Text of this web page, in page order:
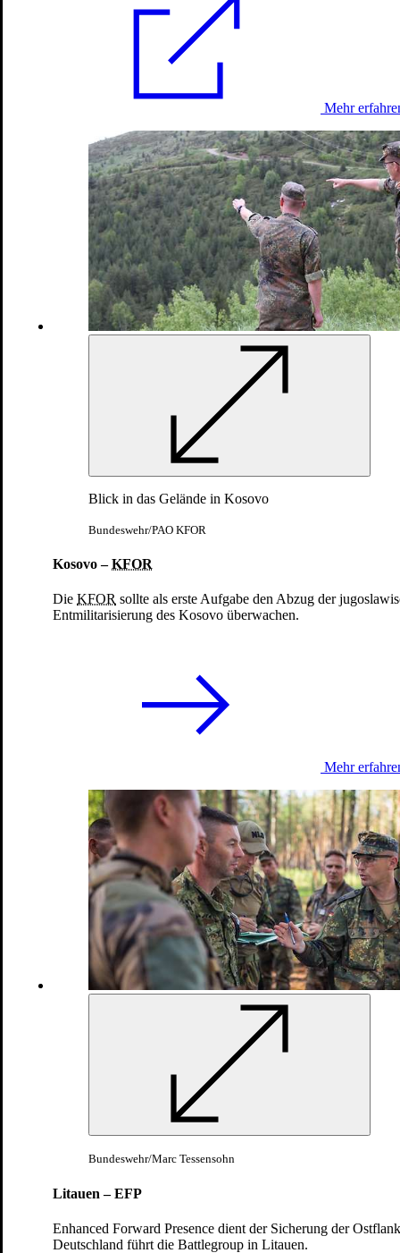
Mehr
Blick in das Gelände in Kosovo
Bundeswehr/PAO KFOR
Kosovo –KFOR
Die KFOR sollte als erste Aufgabe den Abzug der
Entmilitarisierung des Kosovo überwachen.
Mehr
Bundeswehr/Marc Tessensohn
Litauen – EFP
Enhanced Forward Presence dient der Sicherung der
Deutschland führt die Battlegroup in Litauen.
Einsätze und Missionen
Zentrales Mittelmeer:EUNAVFOR MEDIrini
Anerkannte Missionen sind Verwendungen im In- und Ausland, bei
denen die Rahmenbedingungen mit einer besonderen
Auslandsverwendung – also einem Einsatz – vergleichbar sind. Dies
geschieht vor allem in enger Zusammenarbeit mit Partnern der
Europäischen Union und den Verbündeten in der NATO.
Anerkannte Mission